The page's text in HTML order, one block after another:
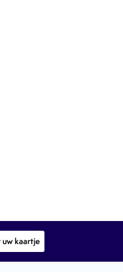
uw kaartje